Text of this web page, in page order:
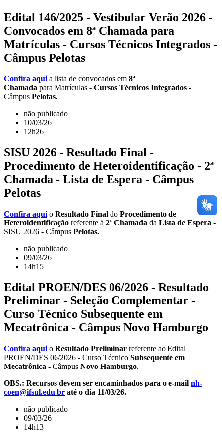
Edital 146/2025 - Vestibular Verão 2026 -
Convocados em 8ª Chamada para
Matrículas - Cursos Técnicos Integrados -
Câmpus Pelotas
Confira aqui a lista de convocados em 8ª
Chamada para Matrículas - Cursos Técnicos Integrados -
Câmpus Pelotas.
não publicado
10/03/26
12h26
SISU 2026 - Resultado Final -
Procedimento de Heteroidentificação - 2ª
Chamada - Lista de Espera - Câmpus
Pelotas
Confira aqui o Resultado Final do Procedimento de
Heteroidentificação referente à 2ª Chamada da Lista de Espera -
SISU 2026 - Câmpus Pelotas.
não publicado
09/03/26
14h15
Edital PROEN/DES 06/2026 - Resultado
Preliminar - Seleção Complementar -
Curso Técnico Subsequente em
Mecatrônica - Câmpus Novo Hamburgo
Confira aqui o Resultado Preliminar referente ao Edital
PROEN/DES 06/2026 - Curso Técnico Subsequente em
Mecatrônica - Câmpus Novo Hamburgo.
OBS.: Recursos devem ser encaminhados para o e-mail nh-
coen@ifsul.edu.br até o dia 11/03/26.
não publicado
09/03/26
14h13